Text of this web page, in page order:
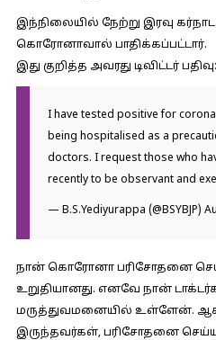
இந்நிலையில் நேற்று இரவு
கொரோனாவால் பாதி்க்கப்பட்டார்.
இது குறித்த அவரது டிவிட்டர்
I have tested positive for
being hospitalised as a
doctors. I request those who
recently to be observant and
— B.S.Yediyurappa (@BSYBJP)
நான் கொரோனா பரிசோதனை
உறுதியானது. எனவே நான்
மருத்துவமனையில் உள்ளேன்.
இருந்தவர்கள், பரிசோதனை